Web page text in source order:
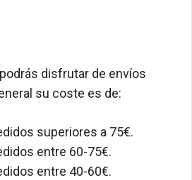
disfrutar de envíos
su coste es de:
superiores a 75€.
entre 60-75€.
entre 40-60€.